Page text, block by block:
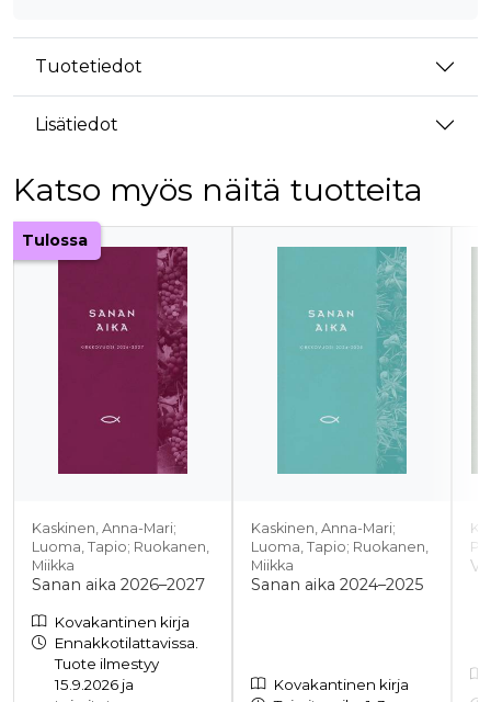
Tuotetiedot
Lisätiedot
Katso myös näitä tuotteita
Tuoteluettelon alku
Tulossa
Kaskinen, Anna-Mari;
Luoma, Tapio; Ruokanen,
Miikka
Sanan aika 2026–2027
Kovakantinen kirja
Ennakkotilattavissa.
Tuote ilmestyy
15.9.2026 ja
Kaskinen, Anna-Mari;
Luoma, Tapio; Ruokanen,
Miikka
Sanan aika 2024–2025
Kovakantinen kirja